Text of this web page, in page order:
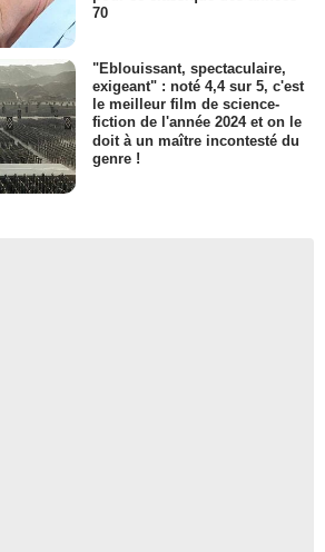
70
"Eblouissant, spectaculaire,
exigeant" : noté 4,4 sur 5, c'est
le meilleur film de science-
fiction de l'année 2024 et on le
doit à un maître incontesté du
genre !